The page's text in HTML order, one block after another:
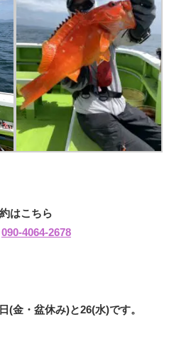
はこちら
090-4064-2678
(金・盆休み)と26(水)です。